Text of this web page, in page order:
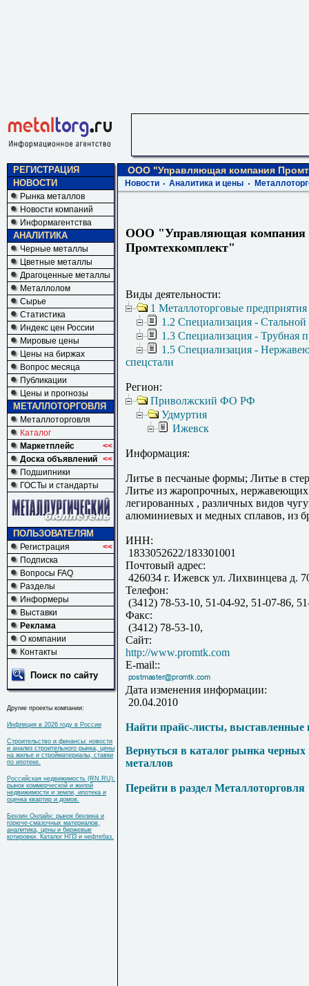
РЕГИСТРАЦИЯ
НОВОСТИ
Рынка металлов
Новости компаний
Информагентства
АНАЛИТИКА
Черные металлы
Цветные металлы
Драгоценные металлы
Металлолом
Сырье
Статистика
Индекс цен России
Мировые цены
Цены на биржах
Вопрос месяца
Публикации
Цены и прогнозы
МЕТАЛЛОТОРГОВЛЯ
Металлоторговля
Каталог
Маркетплейс
<<
Доска объявлений <<
Подшипники
ГОСТы и стандарты
ПОЛЬЗОВАТЕЛЯМ
Регистрация
<<
Подписка
Вопросы FAQ
Разделы
Информеры
Выставки
Реклама
О компании
Контакты
Поиск по сайту
Другие проекты компании:
Инфляция в 2026 году в России
Строительство и финансы: новости
и анализ строительного рынка, цены
на жилье и стройматериалы, ставки
по ипотеке.
Российская недвижимость (RN.RU):
рынок коммерческой и жилой
недвижимости и земли, ипотека и
оценка квартир и домов.
Бензин Онлайн: рынок бензина и
горюче-смазочных материалов,
аналитика, цены и биржевые
котировки. Каталог НПЗ и нефтебаз.
ООО "Управляющая компания
Новости Аналитика и цены
ООО "Управляющая компания
Промтехкомплект"
Виды деятельности:
1 Металлоторговые
1.2 Специализация -
1.3 Специализация - Трубная
1.5 Специализация -
спецстали
Регион:
Приволжский ФО РФ
Удмуртия
Ижевск
Информация:
Литье в песчаные формы; Литье в
Литье из жаропрочных, нержавеющих
легированных , различных видов
алюминиевых и медных сплавов, из
ИНН:
1833052622/183301001
Почтовый адрес:
426034 г. Ижевск ул. Лихвинцева д.
Телефон:
(3412) 78-53-10, 51-04-92, 51-07-86,
Факс:
(3412) 78-53-10,
Сайт:
http://www.promtk.com
E-mail::
Дата изменения информации:
20.04.2010
Найти прайс-листы, выставленные
Вернуться в каталог рынка
металлов
Перейти в раздел Металлоторговля